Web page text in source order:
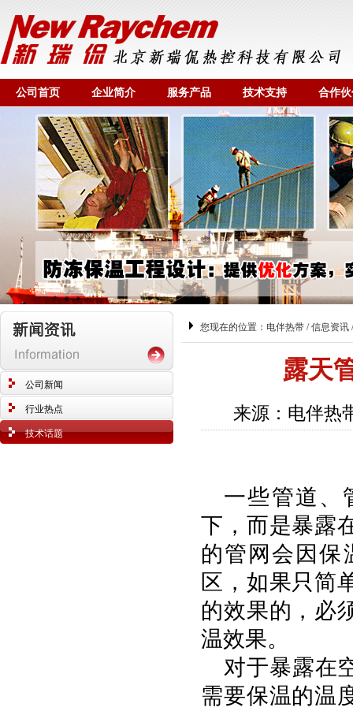
公司首页 企业简介 服务产品 技术支持 合作
公司新闻
行业热点
技术话题
您现在的位置： 电伴热带 /信息资讯
露天
来源：电伴
一些管道、
下，而是暴露
的管网会因保
区，如果只简
的效果的，必
温效果。
对于暴露在
需要保温的温